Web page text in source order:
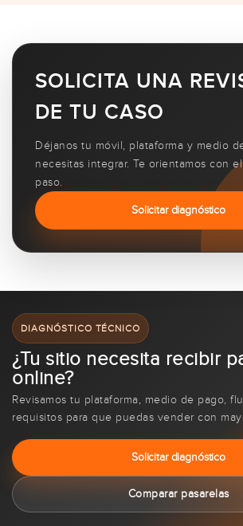
SOLICITA UNA
DE TU CASO
Déjanos tu móvil, plataforma y medio
necesitas integrar. Te orientamos con
paso.
Solicitar diagnóstico
DIAGNÓSTICO TÉCNICO
¿Tu sitio necesita recibir
online?
Revisamos tu plataforma, medio de pago,
requisitos para que puedas vender con
Solicitar diagnóstico
Comparar pasarelas